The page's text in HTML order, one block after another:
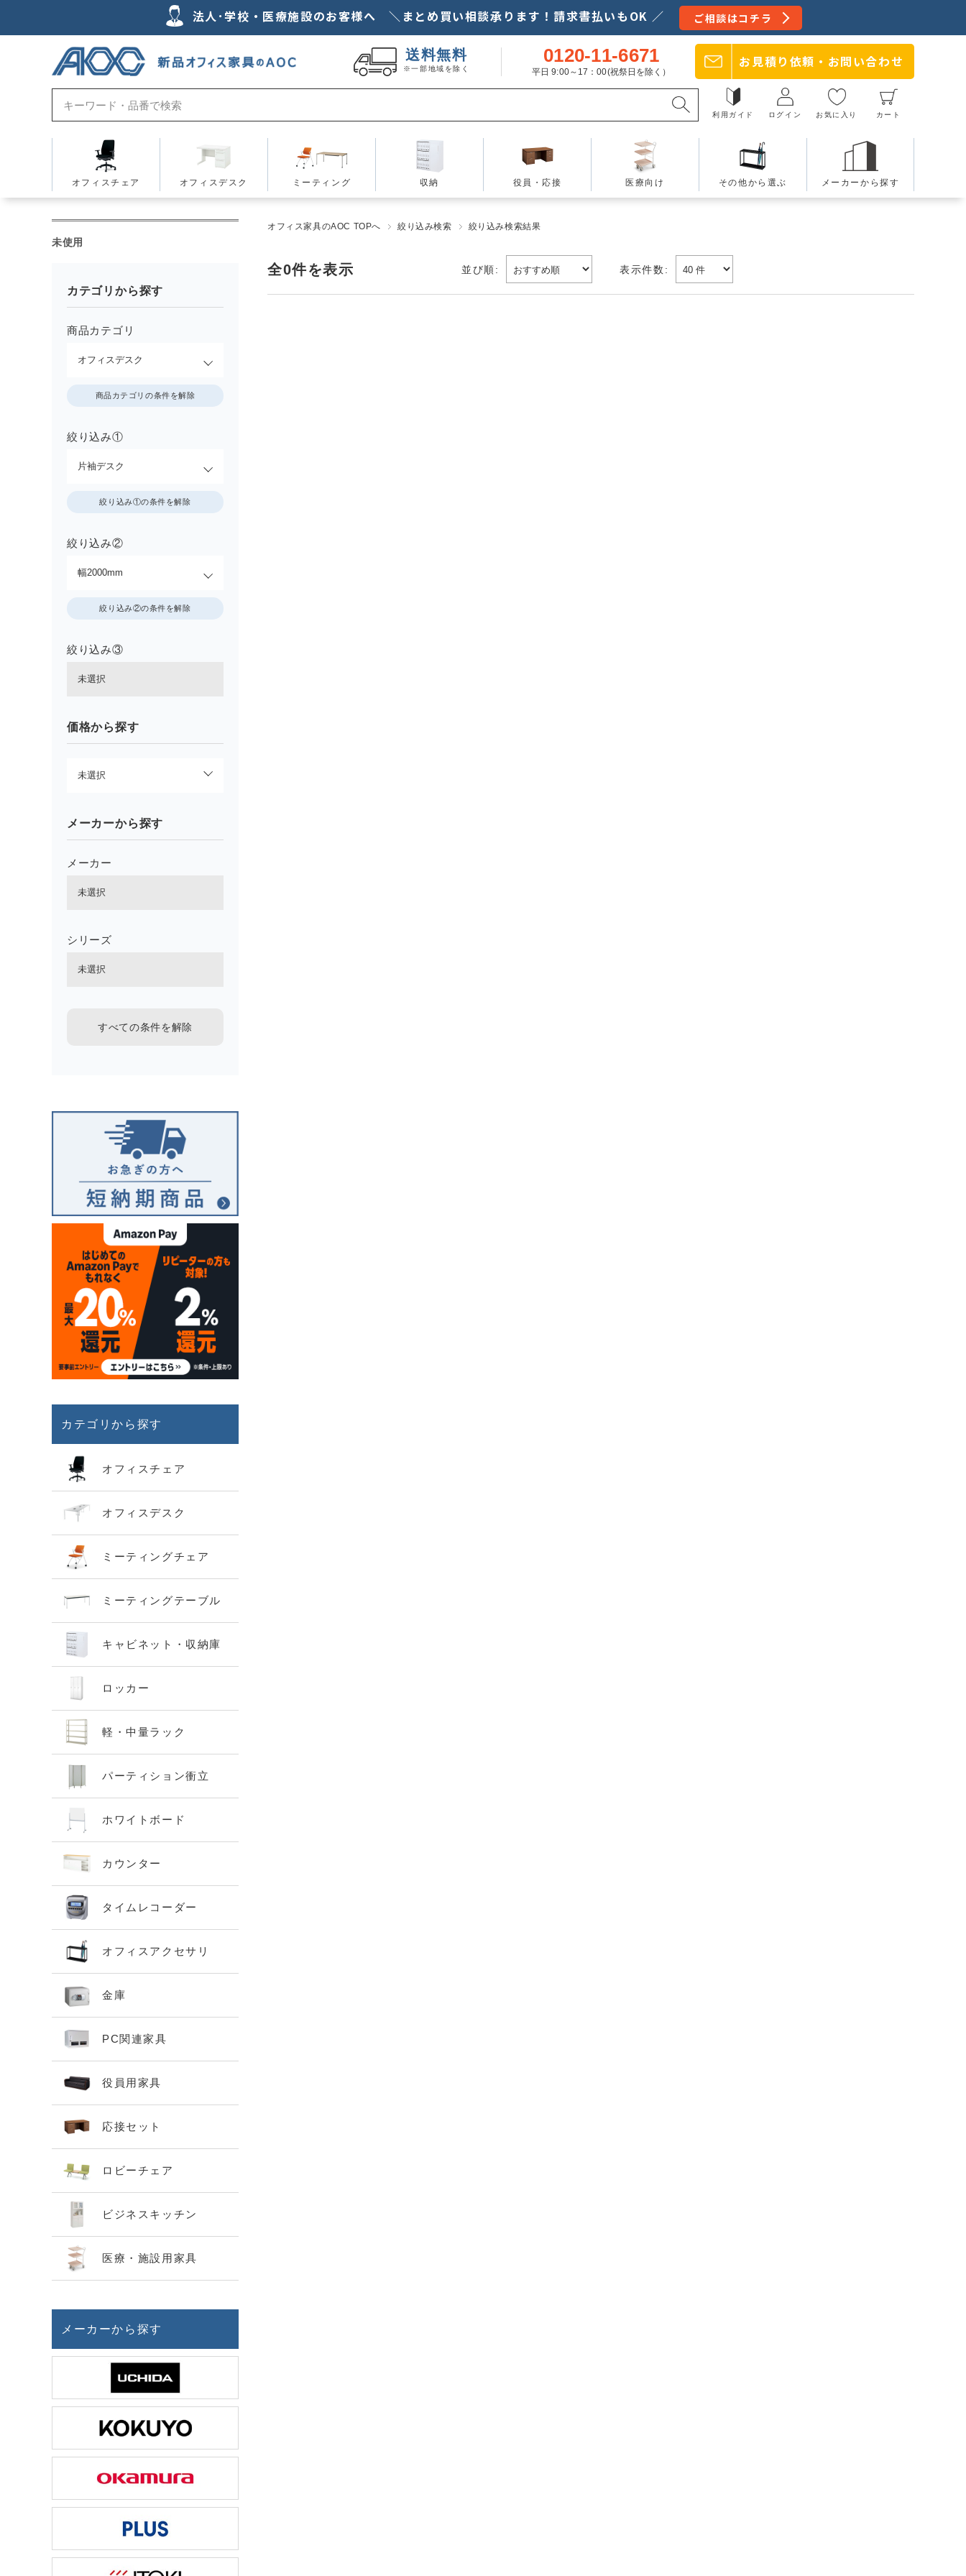
法人･学校・医療施設のお客様へ ＼まとめ買い相談承ります！請求書払いもOK ／ ご相談はコチラ
送料無料
※一部地域を除く
0120-11-6671
平日 9:00～17：00(祝祭日を除く）
お見積り依頼・ お問い合わせ
利用ガイド ログイン お気に入り カート
オフィスチェア オフィスデスク ミーティング 収納 役員・応接 医療向け その他から選ぶ メーカーから探す
オフィス家具のAOC TOPへ 絞り込み検索 絞り込み検索結果
全0件を表示 並び順: 表示件数:
未使用
カテゴリから探す
商品カテゴリ
商品カテゴリの条件を解除
絞り込み①
絞り込み①の条件を解除
絞り込み②
絞り込み②の条件を解除
絞り込み③
価格から探す
メーカーから探す
メーカー
シリーズ
すべての条件を解除
カテゴリから探す
オフィスチェア
オフィスデスク
ミーティングチェア
ミーティングテーブル
キャビネット・収納庫
ロッカー
軽・中量ラック
パーティション衝立
ホワイトボード
カウンター
タイムレコーダー
オフィスアクセサリ
金庫
PC関連家具
役員用家具
応接セット
ロビーチェア
ビジネスキッチン
医療・施設用家具
メーカーから探す